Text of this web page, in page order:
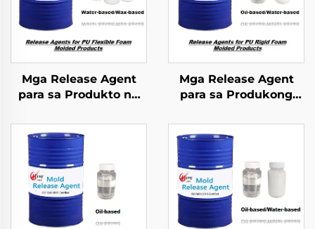
Mga Release Agent
para sa Produkto ng
Molded
Mga Release Agent
para sa Produkong
Foam